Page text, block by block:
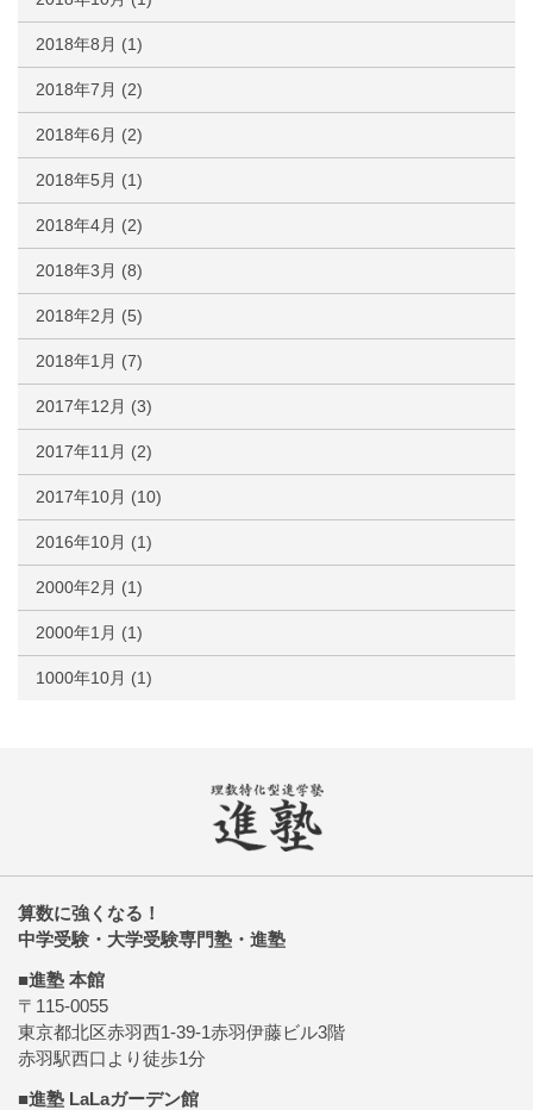
2018年8月 (1)
2018年7月 (2)
2018年6月 (2)
2018年5月 (1)
2018年4月 (2)
2018年3月 (8)
2018年2月 (5)
2018年1月 (7)
2017年12月 (3)
2017年11月 (2)
2017年10月 (10)
2016年10月 (1)
2000年2月 (1)
2000年1月 (1)
1000年10月 (1)
算数に強くなる！
中学受験・大学受験専門塾・進塾
■進塾 本館
〒115-0055
東京都北区赤羽西1-39-1赤羽伊藤ビル3階
赤羽駅西口より徒歩1分
■進塾 LaLaガーデン館